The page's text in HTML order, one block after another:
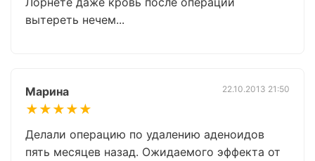
вытереть нечем...
Марина
★★★★★
22.10.2013 21:50
Делали операцию по удалению аденоидов
пять месяцев назад. Ожидаемого эффекта от